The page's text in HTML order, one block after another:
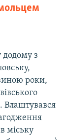
додому з
роки,
Влаштувався
міську